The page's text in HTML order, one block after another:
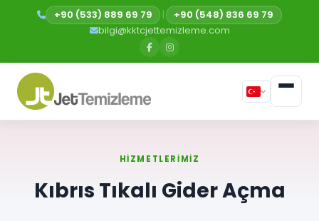
+90 (533) 889 69 79 |
+90 (548) 836 69 79
bilgi@kktcjettemizleme.com
HIZMETLERIMIZ
Kıbrıs Tıkalı Gider Açma